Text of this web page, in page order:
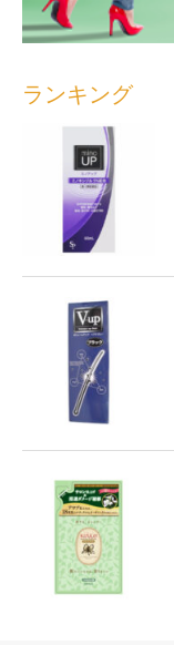
ランキング